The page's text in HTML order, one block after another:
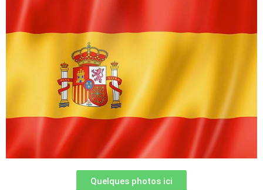
Quelques photos ici